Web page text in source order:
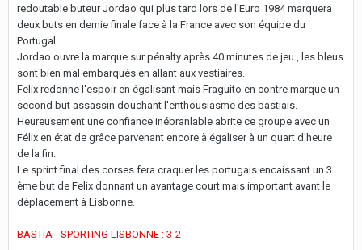
redoutable buteur Jordao qui plus tard lors de l'Euro 1984 marquera
deux buts en demie finale face à la France avec son équipe du
Portugal.
Jordao ouvre la marque sur pénalty après 40 minutes de jeu , les bleus
sont bien mal embarqués en allant aux vestiaires.
Felix redonne l'espoir en égalisant mais Fraguito en contre marque un
second but assassin douchant l'enthousiasme des bastiais.
Heureusement une confiance inébranlable abrite ce groupe avec un
Félix en état de grâce parvenant encore à égaliser à un quart d'heure
de la fin.
Le sprint final des corses fera craquer les portugais encaissant un 3
ème but de Felix donnant un avantage court mais important avant le
déplacement à Lisbonne.
BASTIA - SPORTING LISBONNE : 3-2